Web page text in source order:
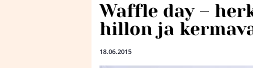
Waffle day –
hillon ja
18.06.2015